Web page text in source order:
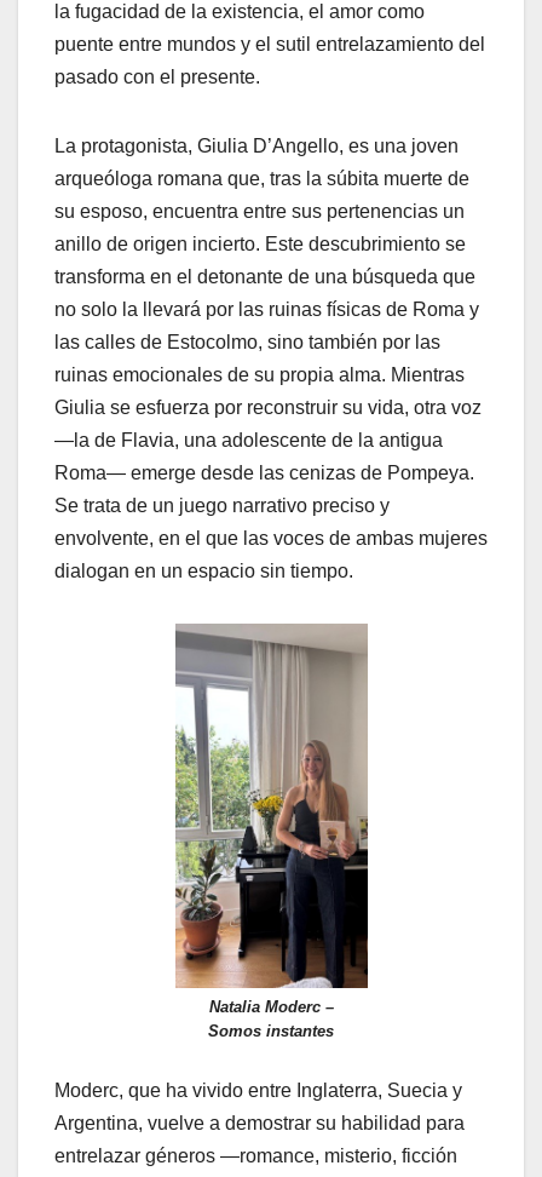
la fugacidad de la existencia, el amor como
puente entre mundos y el sutil entrelazamiento del
pasado con el presente.
La protagonista, Giulia D’Angello, es una joven
arqueóloga romana que, tras la súbita muerte de
su esposo, encuentra entre sus pertenencias un
anillo de origen incierto. Este descubrimiento se
transforma en el detonante de una búsqueda que
no solo la llevará por las ruinas físicas de Roma y
las calles de Estocolmo, sino también por las
ruinas emocionales de su propia alma. Mientras
Giulia se esfuerza por reconstruir su vida, otra voz
—la de Flavia, una adolescente de la antigua
Roma— emerge desde las cenizas de Pompeya.
Se trata de un juego narrativo preciso y
envolvente, en el que las voces de ambas mujeres
dialogan en un espacio sin tiempo.
Natalia Moderc –
Somos instantes
Moderc, que ha vivido entre Inglaterra, Suecia y
Argentina, vuelve a demostrar su habilidad para
entrelazar géneros —romance, misterio, ficción